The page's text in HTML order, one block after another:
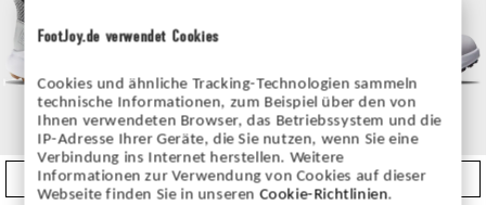
FootJoy.de verwendet Cookies
Cookies und ähnliche Tracking-Technologien sammeln
technische Informationen, zum Beispiel über den von
Ihnen verwendeten Browser, das Betriebssystem und die
IP-Adresse Ihrer Geräte, die Sie nutzen, wenn Sie eine
Verbindung ins Internet herstellen. Weitere
Informationen zur Verwendung von Cookies auf dieser
Webseite finden Sie in unserenCookie-Richtlinien.
Achat Express
Achat Express